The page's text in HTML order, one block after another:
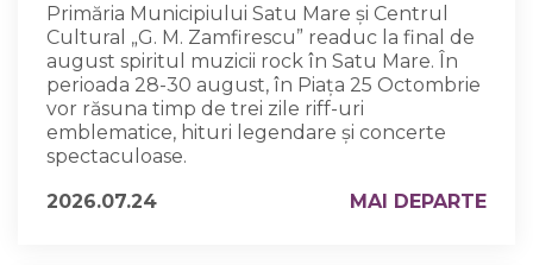
Primăria Municipiului Satu Mare și Centrul
Cultural „G. M. Zamfirescu” readuc la final de
august spiritul muzicii rock în Satu Mare. În
perioada 28-30 august, în Piața 25 Octombrie
vor răsuna timp de trei zile riff-uri
emblematice, hituri legendare și concerte
spectaculoase.
2026.07.24
MAI DEPARTE